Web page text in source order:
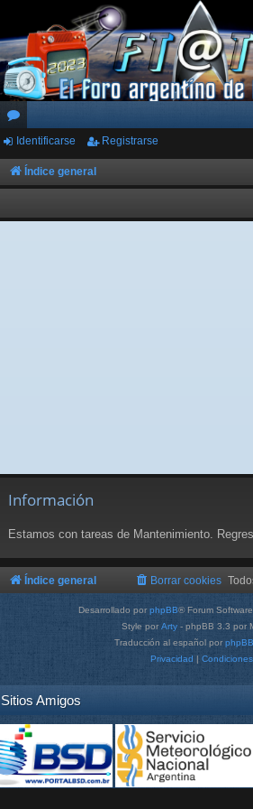
or
os
Identificarse Registrarse
Índice general
Información
Estamos con tareas de Mantenimiento.
Índice general Borrar cookies
Desarrollado por phpBB® Forum
Style por Arty - phpBB 3.3 por
Traducción al español por
Privacidad | Condiciones
Sitios Amigos